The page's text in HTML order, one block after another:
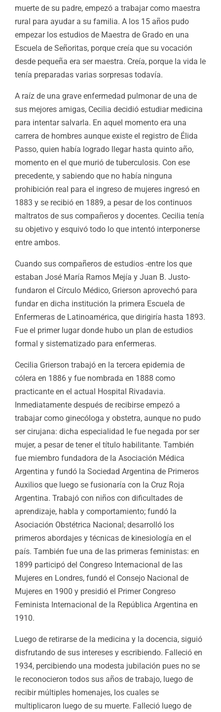
muerte de su padre, empezó a trabajar como maestra
rural para ayudar a su familia. A los 15 años pudo
empezar los estudios de Maestra de Grado en una
Escuela de Señoritas, porque creía que su vocación
desde pequeña era ser maestra. Creía, porque la vida le
tenía preparadas varias sorpresas todavía.
A raíz de una grave enfermedad pulmonar de una de
sus mejores amigas, Cecilia decidió estudiar medicina
para intentar salvarla. En aquel momento era una
carrera de hombres aunque existe el registro de Élida
Passo, quien había logrado llegar hasta quinto año,
momento en el que murió de tuberculosis. Con ese
precedente, y sabiendo que no había ninguna
prohibición real para el ingreso de mujeres ingresó en
1883 y se recibió en 1889, a pesar de los continuos
maltratos de sus compañeros y docentes. Cecilia tenía
su objetivo y esquivó todo lo que intentó interponerse
entre ambos.
Cuando sus compañeros de estudios -entre los que
estaban José María Ramos Mejía y Juan B. Justo-
fundaron el Círculo Médico, Grierson aprovechó para
fundar en dicha institución la primera Escuela de
Enfermeras de Latinoamérica, que dirigiría hasta 1893.
Fue el primer lugar donde hubo un plan de estudios
formal y sistematizado para enfermeras.
Cecilia Grierson trabajó en la tercera epidemia de
cólera en 1886 y fue nombrada en 1888 como
practicante en el actual Hospital Rivadavia.
Inmediatamente después de recibirse empezó a
trabajar como ginecóloga y obstetra, aunque no pudo
ser cirujana: dicha especialidad le fue negada por ser
mujer, a pesar de tener el título habilitante. También
fue miembro fundadora de la Asociación Médica
Argentina y fundó la Sociedad Argentina de Primeros
Auxilios que luego se fusionaría con la Cruz Roja
Argentina. Trabajó con niños con dificultades de
aprendizaje, habla y comportamiento; fundó la
Asociación Obstétrica Nacional; desarrolló los
primeros abordajes y técnicas de kinesiología en el
país. También fue una de las primeras feministas: en
1899 participó del Congreso Internacional de las
Mujeres en Londres, fundó el Consejo Nacional de
Mujeres en 1900 y presidió el Primer Congreso
Feminista Internacional de la República Argentina en
1910.
Luego de retirarse de la medicina y la docencia, siguió
disfrutando de sus intereses y escribiendo. Falleció en
1934, percibiendo una modesta jubilación pues no se
le reconocieron todos sus años de trabajo, luego de
recibir múltiples homenajes, los cuales se
multiplicaron luego de su muerte. Falleció luego de